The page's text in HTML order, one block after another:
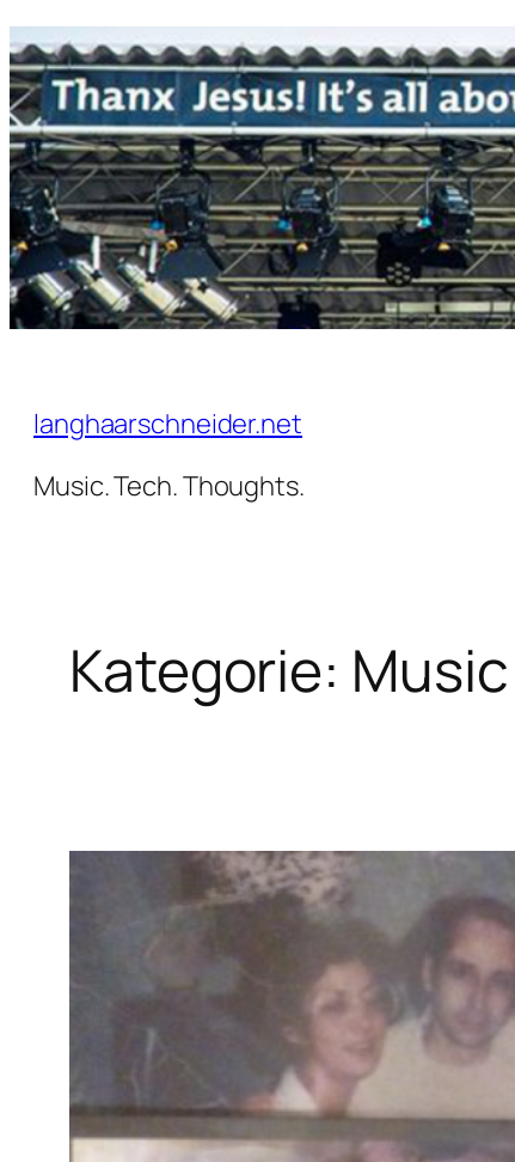
Zum
Inhalt
springen
langhaarschneider.net
Music. Tech. Thoughts.
Kategorie: Music